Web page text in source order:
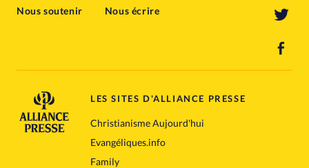
Nous soutenir Nous écrire
LES SITES D'ALLIANCE PRESSE
Christianisme Aujourd'hui
Evangéliques.info
Family